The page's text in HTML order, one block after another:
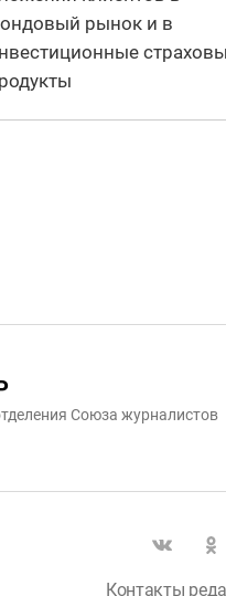
рынок и в
Союза журналистов
Контакты